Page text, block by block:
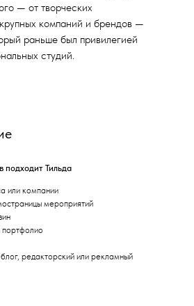
— от творческих
компаний и брендов —
раньше был привилегией
студий.
подходит Тильда
или компании
мероприятий
портфолио
редакторский или рекламный